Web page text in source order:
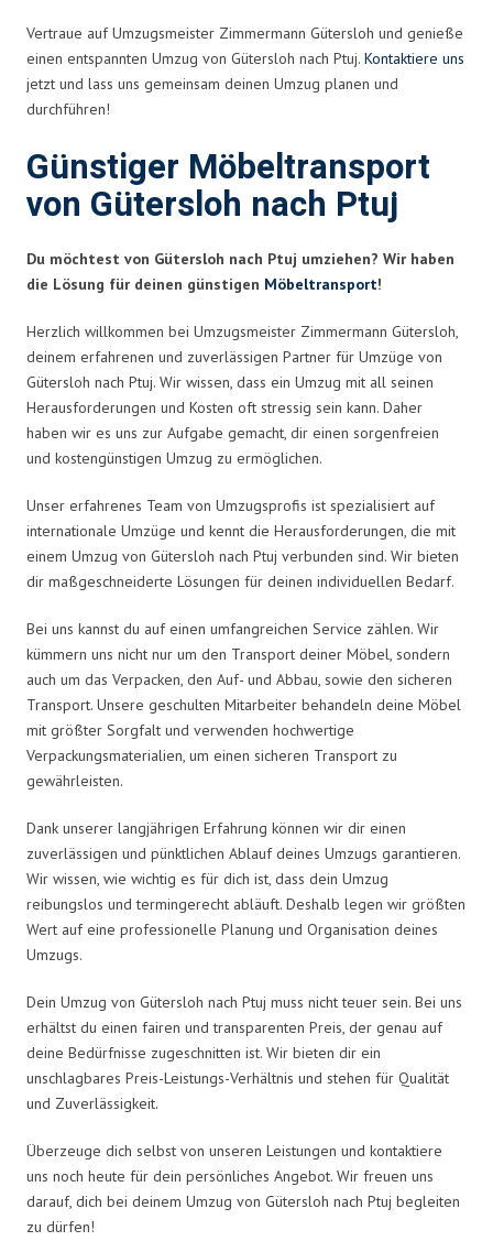
Vertraue auf Umzugsmeister Zimmermann Gütersloh und genieße
einen entspannten Umzug von Gütersloh nach Ptuj. Kontaktiere uns
jetzt und lass uns gemeinsam deinen Umzug planen und
durchführen!
Günstiger Möbeltransport
von Gütersloh nach Ptuj
Du möchtest von Gütersloh nach Ptuj umziehen? Wir haben
die Lösung für deinen günstigen Möbeltransport!
Herzlich willkommen bei Umzugsmeister Zimmermann Gütersloh,
deinem erfahrenen und zuverlässigen Partner für Umzüge von
Gütersloh nach Ptuj. Wir wissen, dass ein Umzug mit all seinen
Herausforderungen und Kosten oft stressig sein kann. Daher
haben wir es uns zur Aufgabe gemacht, dir einen sorgenfreien
und kostengünstigen Umzug zu ermöglichen.
Unser erfahrenes Team von Umzugsprofis ist spezialisiert auf
internationale Umzüge und kennt die Herausforderungen, die mit
einem Umzug von Gütersloh nach Ptuj verbunden sind. Wir bieten
dir maßgeschneiderte Lösungen für deinen individuellen Bedarf.
Bei uns kannst du auf einen umfangreichen Service zählen. Wir
kümmern uns nicht nur um den Transport deiner Möbel, sondern
auch um das Verpacken, den Auf- und Abbau, sowie den sicheren
Transport. Unsere geschulten Mitarbeiter behandeln deine Möbel
mit größter Sorgfalt und verwenden hochwertige
Verpackungsmaterialien, um einen sicheren Transport zu
gewährleisten.
Dank unserer langjährigen Erfahrung können wir dir einen
zuverlässigen und pünktlichen Ablauf deines Umzugs garantieren.
Wir wissen, wie wichtig es für dich ist, dass dein Umzug
reibungslos und termingerecht abläuft. Deshalb legen wir größten
Wert auf eine professionelle Planung und Organisation deines
Umzugs.
Dein Umzug von Gütersloh nach Ptuj muss nicht teuer sein. Bei uns
erhältst du einen fairen und transparenten Preis, der genau auf
deine Bedürfnisse zugeschnitten ist. Wir bieten dir ein
unschlagbares Preis-Leistungs-Verhältnis und stehen für Qualität
und Zuverlässigkeit.
Überzeuge dich selbst von unseren Leistungen und kontaktiere
uns noch heute für dein persönliches Angebot. Wir freuen uns
darauf, dich bei deinem Umzug von Gütersloh nach Ptuj begleiten
zu dürfen!